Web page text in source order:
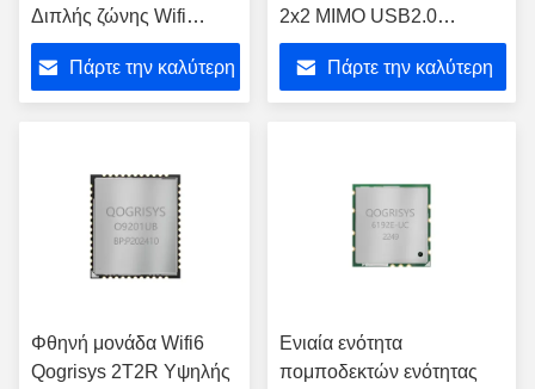
Διπλής ζώνης Wifi
Μονάδες 2x2 Mimo USB
2.0 με Bt5.2
Πάρτε την καλύτερη
2x2 MIMO USB2.0
Συμφωνητική μονάδα wifi
Πάρτε την καλύτερη
Φθηνή μονάδα Wifi6
Qogrisys 2T2R Υψηλής
Ενιαία ενότητα
πομποδεκτών ενότητας